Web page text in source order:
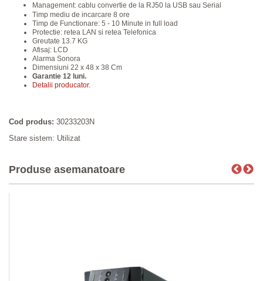
Management: cablu convertie de la RJ50 la USB sau Serial
Timp mediu de incarcare 8 ore
Timp de Functionare: 5 - 10 Minute in full load
Protectie: retea LAN si retea Telefonica
Greutate 13.7 KG
Afisaj: LCD
Alarma Sonora
Dimensiuni 22 x 48 x 38 Cm
Garantie 12 luni.
Detalii producator.
Cod produs: 30233203N
Stare sistem: Utilizat
Produse asemanatoare